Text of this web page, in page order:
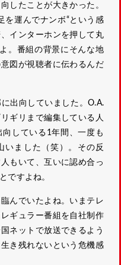
したことが大きかった。
を運んでナンボ“という感
インターホンを押して丸
。番組の背景にそんな地
図が視聴者に伝わるんだ
出向していました。O.A.
ギリまで編集している人
している1年間、一度も
いました（笑）。その反
もいて、互いに認め合っ
ですよね。
んでいたよね。いまテレ
ギュラー番組を自社制作
ネットで放送できるよう
き残れないという危機感